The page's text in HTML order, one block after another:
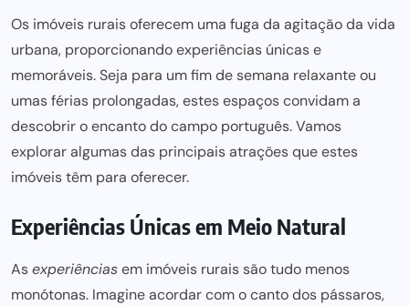
Os imóveis rurais oferecem uma fuga da agitação da vida
urbana, proporcionando experiências únicas e
memoráveis. Seja para um fim de semana relaxante ou
umas férias prolongadas, estes espaços convidam a
descobrir o encanto do campo português. Vamos
explorar algumas das principais atrações que estes
imóveis têm para oferecer.
Experiências Únicas em Meio Natural
Asexperiênciasem imóveis ruraissão tudo menos
monótonas. Imagine acordar com o canto dos pássaros,